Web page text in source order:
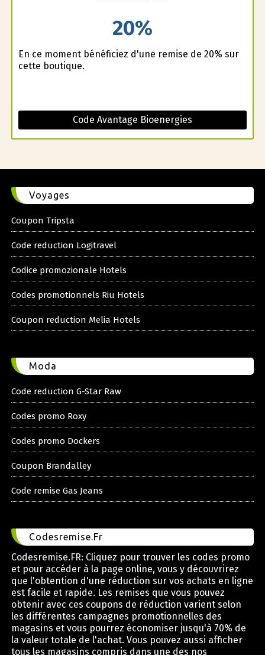
20%
En ce moment bénéficiez d'une remise de 20% sur
cette boutique.
Code Avantage Bioenergies
Voyages
Coupon Tripsta
Code reduction Logitravel
Codice promozionale Hotels
Codes promotionnels Riu Hotels
Coupon reduction Melia Hotels
Moda
Code reduction G-Star Raw
Codes promo Roxy
Codes promo Dockers
Coupon Brandalley
Code remise Gas Jeans
Codesremise.Fr
Codesremise.FR: Cliquez pour trouver les codes promo
et pour accéder à la page online, vous y découvrirez
que l'obtention d'une réduction sur vos achats en ligne
est facile et rapide. Les remises que vous pouvez
obtenir avec ces coupons de réduction varient selon
les différentes campagnes promotionnelles des
magasins et vous pourrez économiser jusqu'à 70% de
la valeur totale de l'achat. Vous pouvez aussi afficher
tous les magasins compris dans une des nos